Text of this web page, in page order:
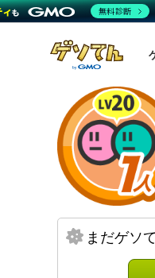
まだゲソ
無料診断